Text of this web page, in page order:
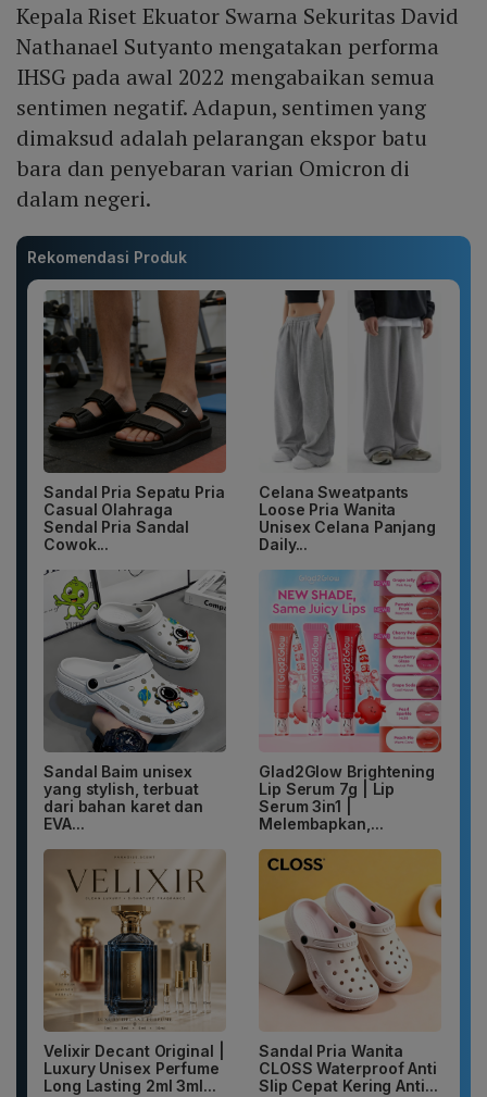
Kepala Riset Ekuator Swarna Sekuritas David
Nathanael Sutyanto mengatakan performa
IHSG pada awal 2022 mengabaikan semua
sentimen negatif. Adapun, sentimen yang
dimaksud adalah pelarangan ekspor batu
bara dan penyebaran varian Omicron di
dalam negeri.
Rekomendasi Produk
Sandal Pria Sepatu Pria
Casual Olahraga
Sendal Pria Sandal
Cowok...
Celana Sweatpants
Loose Pria Wanita
Unisex Celana Panjang
Daily...
Sandal Baim unisex
yang stylish, terbuat
dari bahan karet dan
EVA...
Glad2Glow Brightening
Lip Serum 7g | Lip
Serum 3in1 |
Melembapkan,...
Velixir Decant Original |
Luxury Unisex Perfume
Long Lasting 2ml 3ml...
Sandal Pria Wanita
CLOSS Waterproof Anti
Slip Cepat Kering Anti...